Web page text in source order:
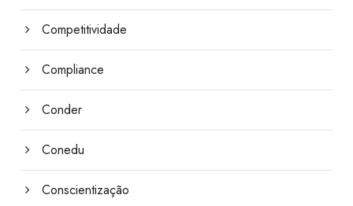
Competitividade
Compliance
Conder
Conedu
Conscientização